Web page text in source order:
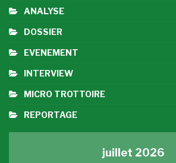
ANALYSE
DOSSIER
EVENEMENT
INTERVIEW
MICRO TROTTOIRE
REPORTAGE
juillet 2026